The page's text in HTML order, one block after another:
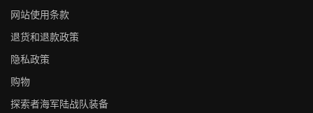
网站使用条款
退货和退款政策
隐私政策
购物
探索者海军陆战队装备